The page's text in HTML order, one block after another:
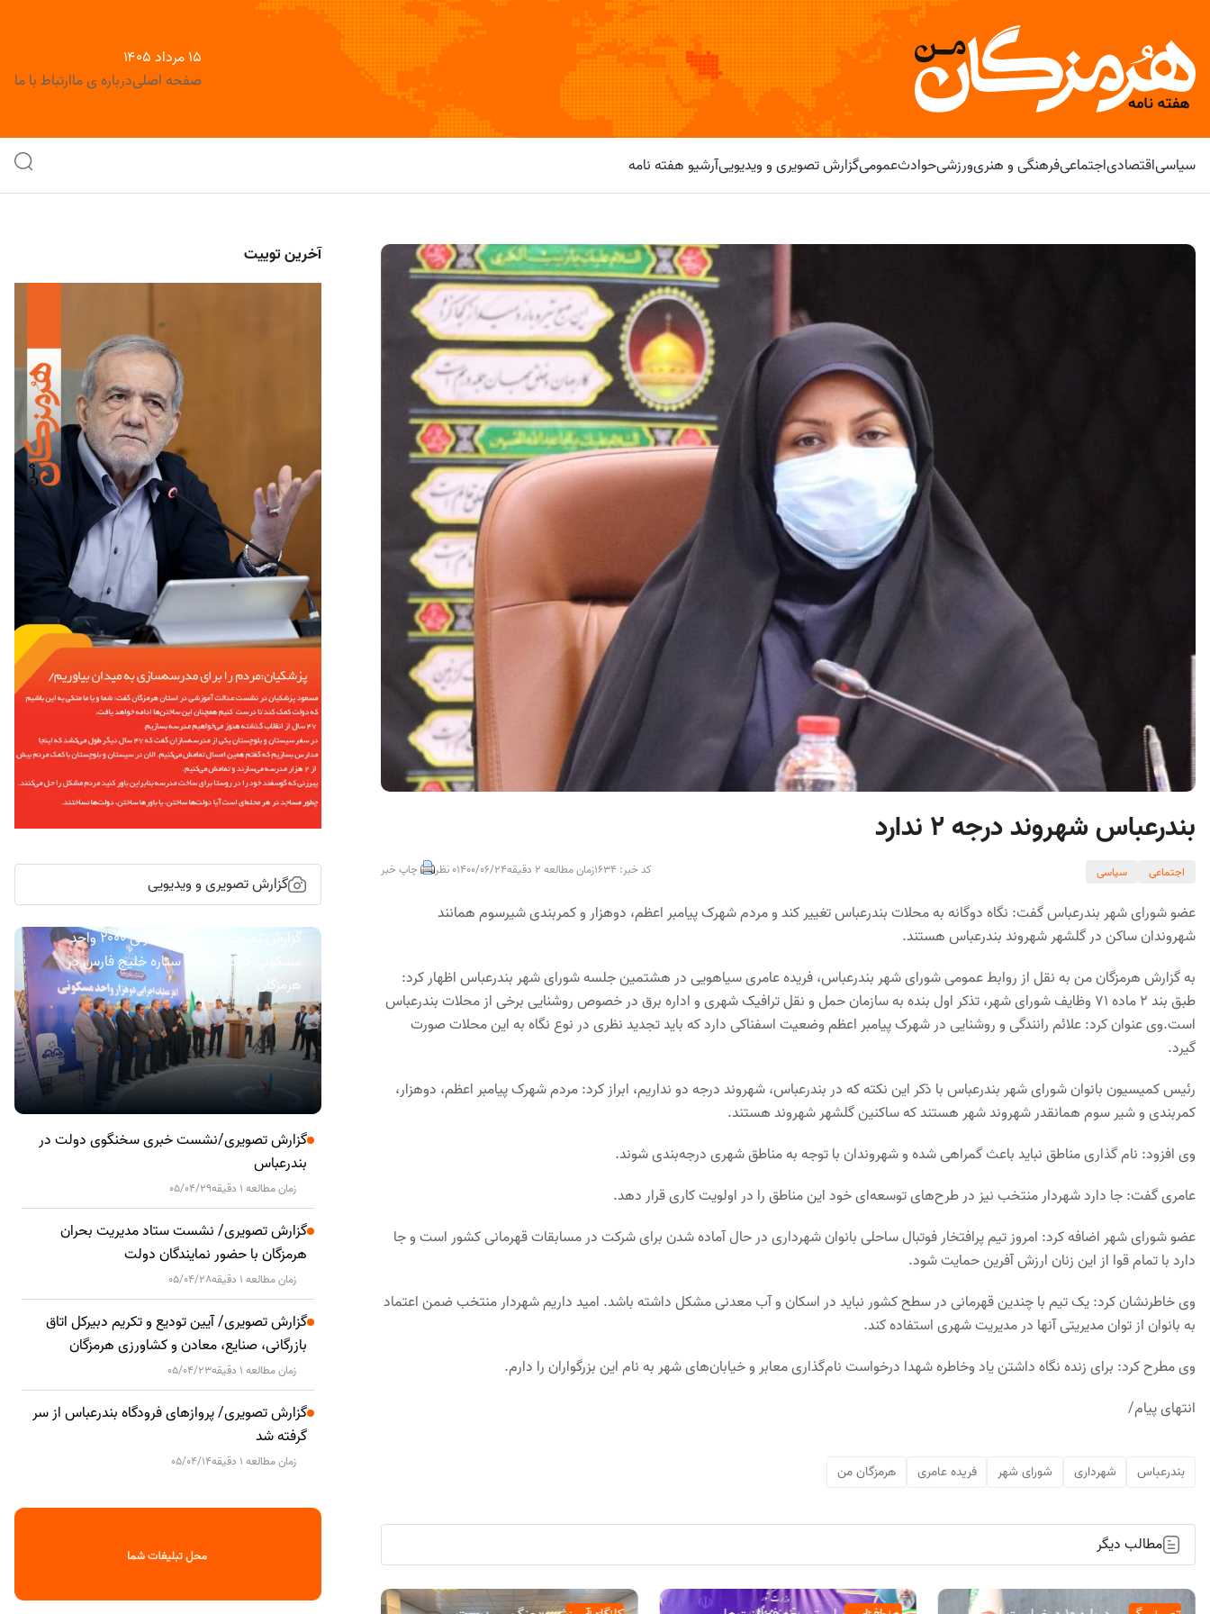
۱۵ مرداد ۱۴۰۵
صفحه اصلیدرباره ی ماارتباط با ما
سیاسیاقتصادیاجتماعیفرهنگی و هنریورزشیحوادثعمومیگزارش تصویری و ویدیوییآرشیو هفته نامه
بندرعباس شهروند درجه ۲ ندارد
اجتماعی سیاسی کد خبر: 1634 زمان مطالعه 2 دقیقه 1400/06/240 نظر چاپ خبر
عضو شورای شهر بندرعباس گفت: نگاه دوگانه به محلات بندرعباس تغییر کند و مردم شهرک پیامبر اعظم، دوهزار و کمربندی شیرسوم همانند
شهروندان ساکن در گلشهر شهروند بندرعباس هستند.
به گزارش هرمزگان من به نقل از روابط عمومی شورای شهر بندرعباس، فریده عامری سیاهویی در هشتمین جلسه شورای شهر بندرعباس اظهار کرد:
طبق بند ۲ ماده ۷۱ وظایف شورای شهر، تذکر اول بنده به سازمان حمل و نقل ترافیک شهری و اداره برق در خصوص روشنایی برخی از محلات بندرعباس
است.وی عنوان کرد: علائم رانندگی و روشنایی در شهرک پیامبر اعظم وضعیت اسفناکی دارد که باید تجدید نظری در نوع نگاه به این محلات صورت
گیرد.
رئیس کمیسیون بانوان شورای شهر بندرعباس با ذکر این نکته که در بندرعباس، شهروند درجه دو نداریم، ابراز کرد: مردم شهرک پیامبر اعظم، دوهزار،
کمربندی و شیر سوم همانقدر شهروند شهر هستند که ساکنین گلشهر شهروند هستند.
وی افزود: نام گذاری مناطق نباید باعث گمراهی شده و شهروندان با توجه به مناطق شهری درجه‌بندی شوند.
عامری گفت: جا دارد شهردار منتخب نیز در طرح‌های توسعه‌ای خود این مناطق را در اولویت کاری قرار دهد.
عضو شورای شهر اضافه کرد: امروز تیم پرافتخار فوتبال ساحلی بانوان شهرداری در حال آماده شدن برای شرکت در مسابقات قهرمانی کشور است و جا
دارد با تمام قوا از این زنان ارزش آفرین حمایت شود.
وی خاطرنشان کرد: یک تیم با چندین قهرمانی در سطح کشور نباید در اسکان و آب معدنی مشکل داشته باشد. امید داریم شهردار منتخب ضمن اعتماد
به بانوان از توان مدیریتی آنها در مدیریت شهری استفاده کند.
وی مطرح کرد: برای زنده نگاه داشتن یاد وخاطره شهدا درخواست نام‌گذاری معابر و خیابان‌های شهر به نام این بزرگواران را دارم.
انتهای پیام/
بندرعباس شهرداری شورای شهر فریده عامری هرمزگان من
مطالب دیگر
آخرین توییت
گزارش تصویری و ویدیویی
گزارش تصویری/ آیین کلنگ زنی ۲۰۰۰ واحد
مسکونی کارکنان نفت ستاره خلیج فارس در
هرمزگان
گزارش تصویری/نشست خبری سخنگوی دولت در
بندرعباس
زمان مطالعه 1 دقیقه 05/04/29
گزارش تصویری/ نشست ستاد مدیریت بحران
هرمزگان با حضور نمایندگان دولت
زمان مطالعه 1 دقیقه 05/04/28
گزارش تصویری/ آیین تودیع و تکریم دبیرکل اتاق
بازرگانی، صنایع، معادن و کشاورزی هرمزگان
زمان مطالعه 1 دقیقه 05/04/23
گزارش تصویری/ پروازهای فرودگاه بندرعباس از سر
گرفته شد
زمان مطالعه 1 دقیقه 05/04/14